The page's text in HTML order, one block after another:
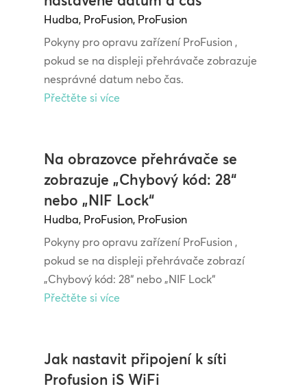
Hudba, ProFusion, ProFusion
Pokyny pro opravu zařízení ProFusion ,
pokud se na displeji přehrávače zobrazuje
nesprávné datum nebo čas.
Přečtěte si více
Na obrazovce přehrávače se
zobrazuje „Chybový kód: 28“
nebo „NIF Lock“
Hudba, ProFusion, ProFusion
Pokyny pro opravu zařízení ProFusion ,
pokud se na displeji přehrávače zobrazí
„Chybový kód: 28“ nebo „NIF Lock“
Přečtěte si více
Jak nastavit připojení k síti
Profusion iS WiFi